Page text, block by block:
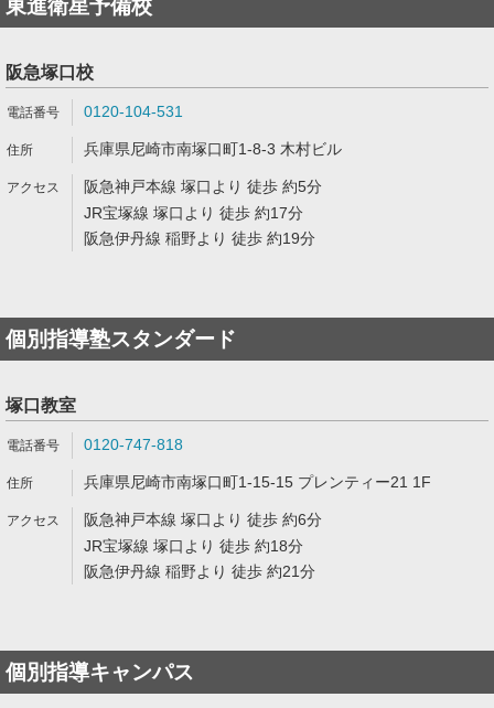
東進衛星予備校
阪急塚口校
0120-104-531
兵庫県尼崎市南塚口町1-8-3 木村ビル
阪急神戸本線 塚口より 徒歩 約5分
JR宝塚線 塚口より 徒歩 約17分
阪急伊丹線 稲野より 徒歩 約19分
個別指導塾スタンダード
塚口教室
0120-747-818
兵庫県尼崎市南塚口町1-15-15 プレンティー21 1F
阪急神戸本線 塚口より 徒歩 約6分
JR宝塚線 塚口より 徒歩 約18分
阪急伊丹線 稲野より 徒歩 約21分
個別指導キャンパス